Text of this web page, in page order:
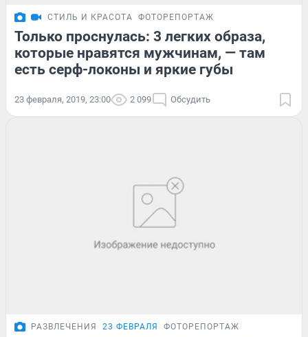
СТИЛЬ И КРАСОТА ФОТОРЕПОРТАЖ
Только проснулась: 3 легких образа,
которые нравятся мужчинам, — там
есть серф-локоны и яркие губы
23 февраля, 2019, 23:00 2 099 Обсудить
РАЗВЛЕЧЕНИЯ 23 ФЕВРАЛЯ ФОТОРЕПОРТАЖ